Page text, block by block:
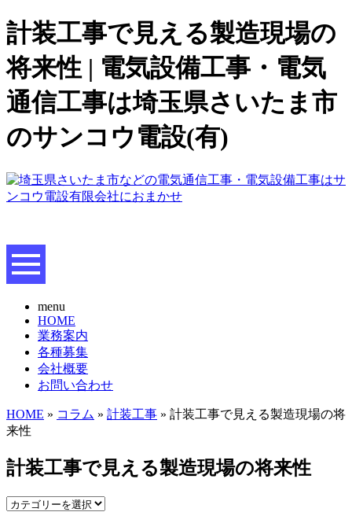
計装工事で見える製造現場の
将来性 | 電気設備工事・電気
通信工事は埼玉県さいたま市
のサンコウ電設(有)
menu
HOME
業務案内
各種募集
会社概要
お問い合わせ
HOME » コラム » 計装工事 » 計装工事で見える製造現場の将
来性
計装工事で見える製造現場の将来性